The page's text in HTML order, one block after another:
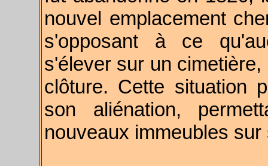
nouvel emplacement
s'opposant à ce
s'élever sur un
clôture. Cette situation
son aliénation,
nouveaux immeubles